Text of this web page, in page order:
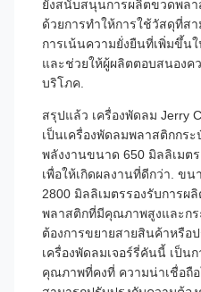
ยังสนับสนุนการผลิตขวดพล
ด้วยการทําให้การใช้วัสดุที่ส
การเน้นความยั่งยืนที่เพิ่มขึ้
และช่วยให้ผู้ผลิตตอบสนองค
บริโภค.
สรุปแล้ว เครื่องพัดลม Jerry
เป็นเครื่องพัดลมพลาสติกกร
พลังงานขนาด 650 มิลลิเมต
เพื่อให้เกิดผลงานที่ดีกว่า. ข
2800 มิลลิเมตรรองรับการผ
พลาสติกที่มีคุณภาพสูงและกร
ต้องการขยายสายสินค้าหรือ
เครื่องพัดลมเจอร์รี่คันนี้ เป็
คุณภาพที่คงที่ ความน่าเชื่อถื